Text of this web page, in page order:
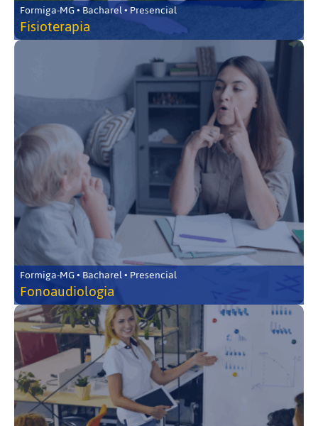
Formiga-MG • Bacharel • Presencial
Fisioterapia
Formiga-MG • Bacharel • Presencial
Fonoaudiologia